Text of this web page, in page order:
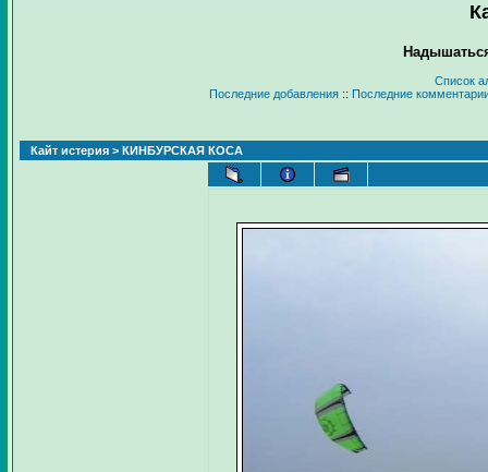
Список
Последние добавления:: Последние
Кайт истерия > КИНБУРСКАЯ КОСА